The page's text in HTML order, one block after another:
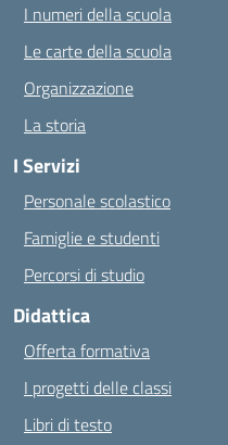
I numeri della scuola
Le carte della scuola
Organizzazione
La storia
I Servizi
Personale scolastico
Famiglie e studenti
Percorsi di studio
Didattica
Offerta formativa
I progetti delle classi
Libri di testo